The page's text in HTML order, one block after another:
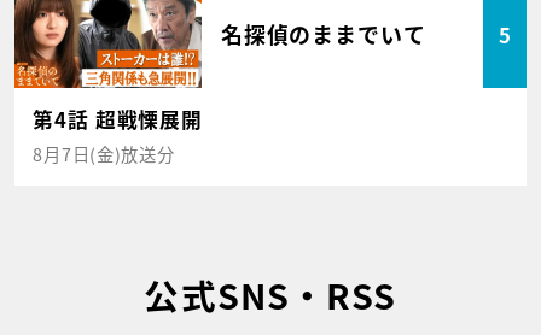
名探偵のままでいて 5
第4話 超戦慄展開
8月7日(金)放送分
公式SNS・RSS